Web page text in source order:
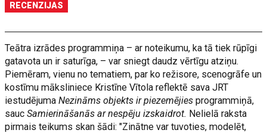
RECENZIJAS
Teātra izrādes programmiņa – ar noteikumu, ka tā tiek rūpīgi
gatavota un ir saturīga, – var sniegt daudz vērtīgu atziņu.
Piemēram, vienu no tematiem, par ko režisore, scenogrāfe un
kostīmu māksliniece Kristīne Vītola reflektē sava JRT
iestudējumaNezināms objekts ir piezemējies programmiņā,
saucSamierināšanās ar nespēju izskaidrot. Nelielā raksta
pirmais teikums skan šādi: "Zinātne var tuvoties, modelēt,